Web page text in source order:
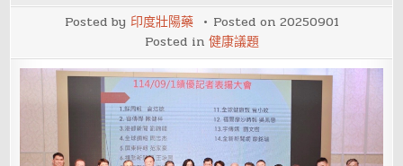
Posted by 印度壯陽藥 Posted on 20250901
Posted in 健康議題